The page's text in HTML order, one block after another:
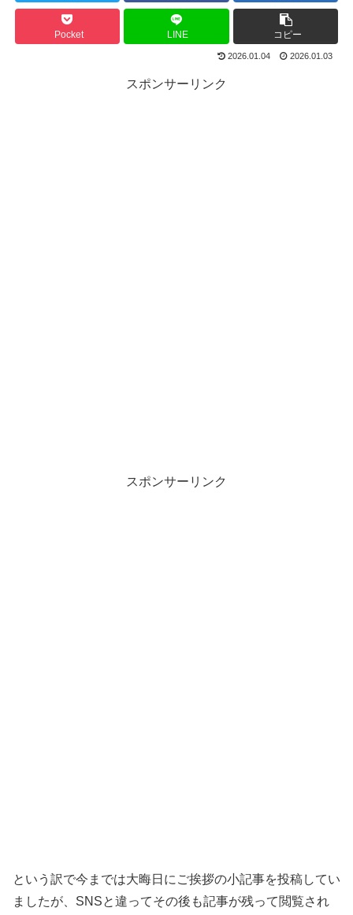
Pocket LINE コピー
2026.01.04 2026.01.03
スポンサーリンク
スポンサーリンク
という訳で今までは大晦日にご挨拶の小記事を投稿してい
ましたが、SNSと違ってその後も記事が残って閲覧され